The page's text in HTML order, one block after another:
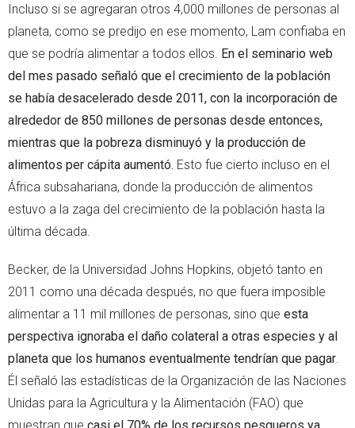
Incluso si se agregaran otros 4,000 millones de personas al
planeta, como se predijo en ese momento, Lam confiaba en
que se podría alimentar a todos ellos. En el seminario web
del mes pasado señaló que el crecimiento de la población
se había desacelerado desde 2011, con la incorporación de
alrededor de 850 millones de personas desde entonces,
mientras que la pobreza disminuyó y la producción de
alimentos per cápita aumentó. Esto fue cierto incluso en el
África subsahariana, donde la producción de alimentos
estuvo a la zaga del crecimiento de la población hasta la
última década.
Becker, de la Universidad Johns Hopkins, objetó tanto en
2011 como una década después, no que fuera imposible
alimentar a 11 mil millones de personas, sino que esta
perspectiva ignoraba el daño colateral a otras especies y al
planeta que los humanos eventualmente tendrían que pagar
Él señaló las estadísticas de la Organización de las Naciones
Unidas para la Agricultura y la Alimentación (FAO) que
muestran que casi el 70% de los recursos pesqueros ya